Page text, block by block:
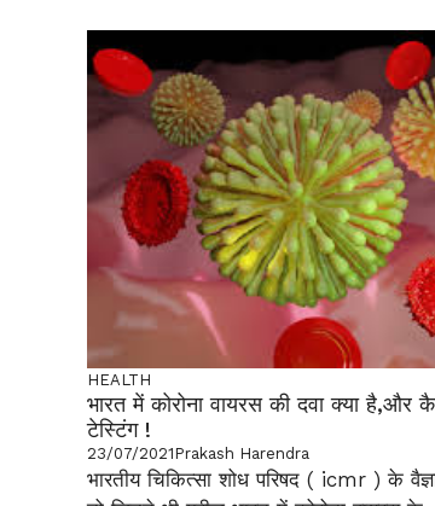
HEALTH
भारत में कोरोना वायरस की दवा क्या है,और
टेस्टिंग !
23/07/2021Prakash Harendra
भारतीय चिकित्सा शोध परिषद ( icmr ) के